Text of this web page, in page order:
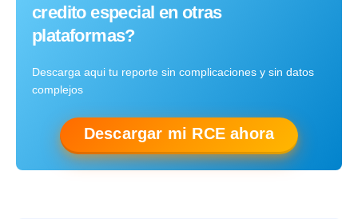
credito especial en otras
plataformas?
Descarga aqui tu reporte sin complicaciones y sin datos
complejos
Descargar mi RCE ahora